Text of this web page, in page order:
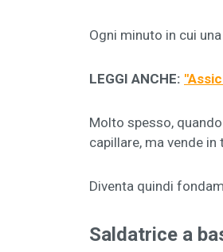
Ogni minuto in cui
LEGGI ANCHE: "
Molto spesso,
capillare, ma vende
Diventa quindi
Saldatrice a